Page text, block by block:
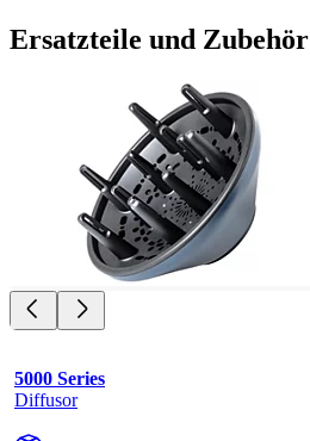
Ersatzteile und Zubehör
5000 Series
Diffusor